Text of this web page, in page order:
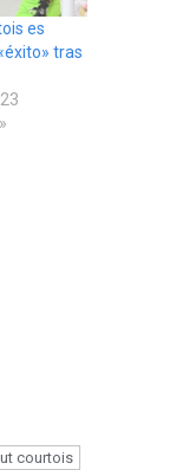
es
tras
courtois